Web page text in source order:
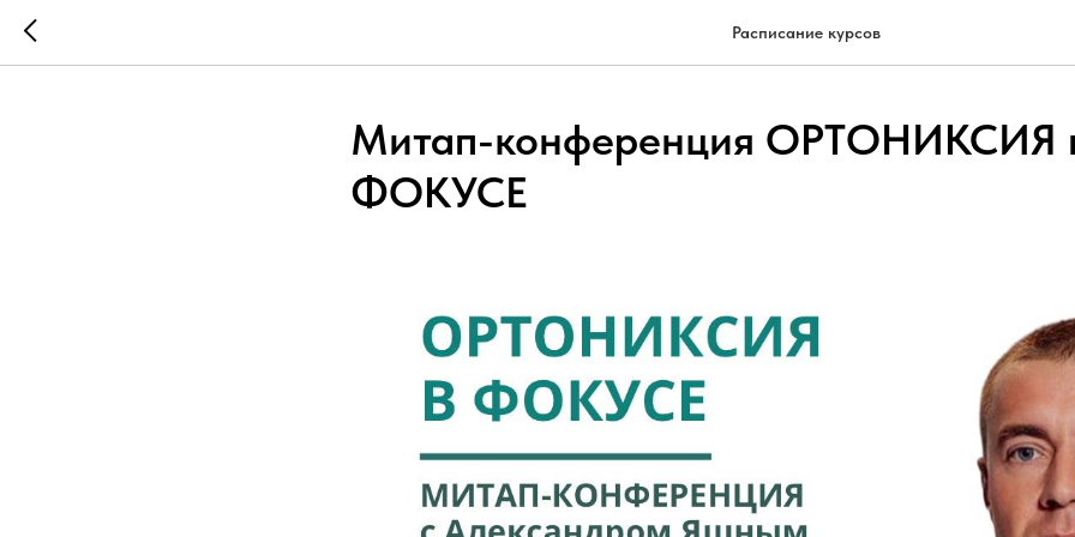
Расписание курсов
Митап-конференция ОРТОНИКСИЯ
ФОКУСЕ